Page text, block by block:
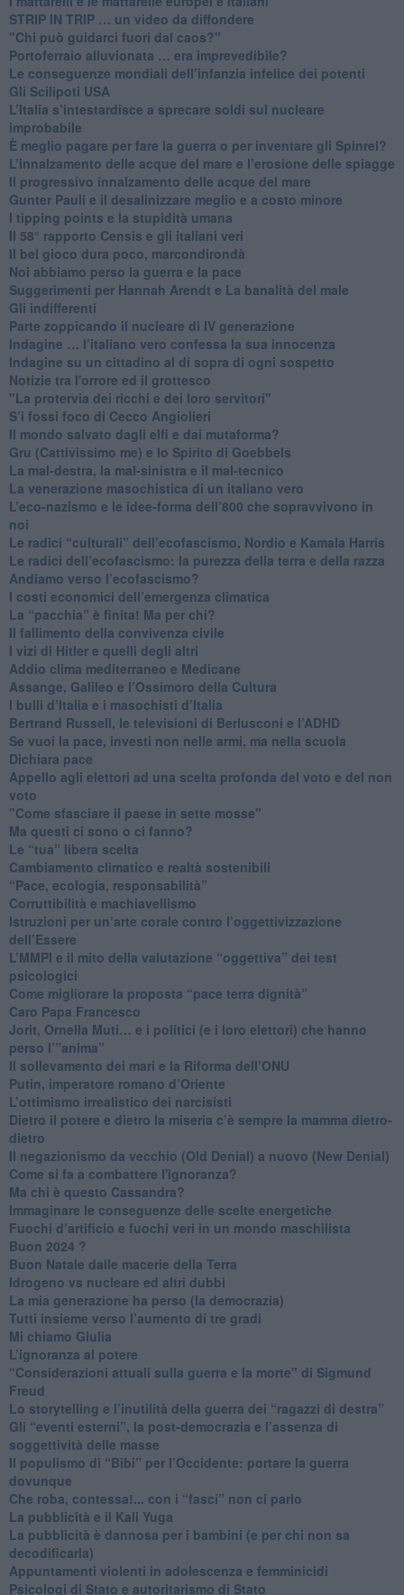
​STRIP IN TRIP … un video da diffondere
"Chi può guidarci fuori dal caos?"
​Portoferraio alluvionata … era imprevedibile?
Le conseguenze mondiali dell’infanzia infelice dei potenti
​Gli Scilipoti USA
L’Italia s’intestardisce a sprecare soldi sul nucleare
improbabile
È meglio pagare per fare la guerra o per inventare gli Spinrel?
​L’innalzamento delle acque del mare e l’erosione delle spiagge
​Il progressivo innalzamento delle acque del mare
​Gunter Pauli e il desalinizzare meglio e a costo minore
I tipping points e la stupidità umana
​Il 58° rapporto Censis e gli italiani veri
​Il bel gioco dura poco, marcondirondà
Noi abbiamo perso la guerra e la pace
Suggerimenti per Hannah Arendt e La banalità del male
​Gli indifferenti
Parte zoppicando il nucleare di IV generazione
​Indagine … l’italiano vero confessa la sua innocenza
Indagine su un cittadino al di sopra di ogni sospetto
Notizie tra l'orrore ed il grottesco
"La protervia dei ricchi e dei loro servitori"
S’i fossi foco di Cecco Angiolieri
​Il mondo salvato dagli elfi e dai mutaforma?
Gru (Cattivissimo me) e lo Spirito di Goebbels
​La mal-destra, la mal-sinistra e il mal-tecnico
​La venerazione masochistica di un italiano vero
​L’eco-nazismo e le idee-forma dell’800 che sopravvivono in
noi
​Le radici “culturali” dell’ecofascismo, Nordio e Kamala Harris
Le radici dell’ecofascismo: la purezza della terra e della razza
Andiamo verso l’ecofascismo?
I costi economici dell’emergenza climatica
​La “pacchia” è finita! Ma per chi?
​Il fallimento della convivenza civile
​I vizi di Hitler e quelli degli altri
Addio clima mediterraneo e Medicane
​Assange, Galileo e l’Ossimoro della Cultura
​I bulli d’Italia e i masochisti d’Italia
​Bertrand Russell, le televisioni di Berlusconi e l’ADHD
​Se vuoi la pace, investi non nelle armi, ma nella scuola
​Dichiara pace
​Appello agli elettori ad una scelta profonda del voto e del non
voto
"Come sfasciare il paese in sette mosse"
​Ma questi ci sono o ci fanno?
​Le “tua” libera scelta
Cambiamento climatico e realtà sostenibili
“Pace, ecologia, responsabilità”
​Corruttibilità e machiavellismo
Istruzioni per un’arte corale contro l’oggettivizzazione
dell’Essere
​L’MMPI e il mito della valutazione “oggettiva” dei test
psicologici
Come migliorare la proposta “pace terra dignità”
Caro Papa Francesco
​Jorit, Ornella Muti… e i politici (e i loro elettori) che hanno
perso l’”anima”
​Il sollevamento dei mari e la Riforma dell’ONU
Putin, imperatore romano d’Oriente
​L’ottimismo irrealistico dei narcisisti
​Dietro il potere e dietro la miseria c’è sempre la mamma dietro-
dietro
Il negazionismo da vecchio (Old Denial) a nuovo (New Denial)
Come si fa a combattere l'ignoranza?
Ma chi è questo Cassandra?
Immaginare le conseguenze delle scelte energetiche
​Fuochi d’artificio e fuochi veri in un mondo maschilista
Buon 2024 ?
​Buon Natale dalle macerie della Terra
​Idrogeno vs nucleare ed altri dubbi
​La mia generazione ha perso (la democrazia)
​Tutti insieme verso l’aumento di tre gradi
Mi chiamo Giulia
L’ignoranza al potere
​“Considerazioni attuali sulla guerra e la morte" di Sigmund
Freud
​Lo storytelling e l’inutilità della guerra dei “ragazzi di destra”
​Gli “eventi esterni”, la post-democrazia e l’assenza di
soggettività delle masse
​Il populismo di “Bibi” per l’Occidente: portare la guerra
dovunque
​Che roba, contessa!... con i “fasci” non ci parlo
La pubblicità e il Kali Yuga
​La pubblicità è dannosa per i bambini (e per chi non sa
decodificarla)
​Appuntamenti violenti in adolescenza e femminicidi
​Psicologi di Stato e autoritarismo di Stato